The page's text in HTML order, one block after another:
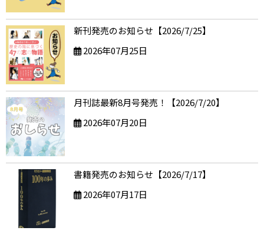
新刊発売のお知らせ【2026/7/25】
2026年07月25日
月刊誌最新8月号発売！【2026/7/20】
2026年07月20日
書籍発売のお知らせ【2026/7/17】
2026年07月17日